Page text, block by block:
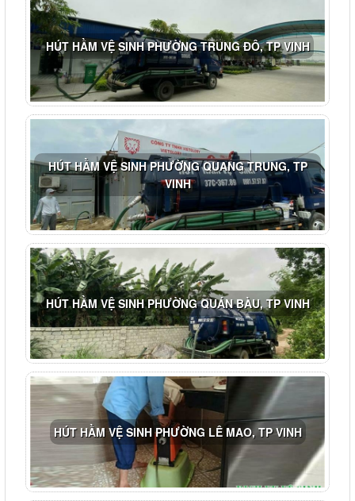
HÚT HẦM VỆ SINH PHƯỜNG TRUNG ĐÔ, TP VINH
HÚT HẦM VỆ SINH PHƯỜNG QUANG TRUNG, TP
VINH
HÚT HẦM VỆ SINH PHƯỜNG QUÁN BÀU, TP VINH
HÚT HẦM VỆ SINH PHƯỜNG LÊ MAO, TP VINH